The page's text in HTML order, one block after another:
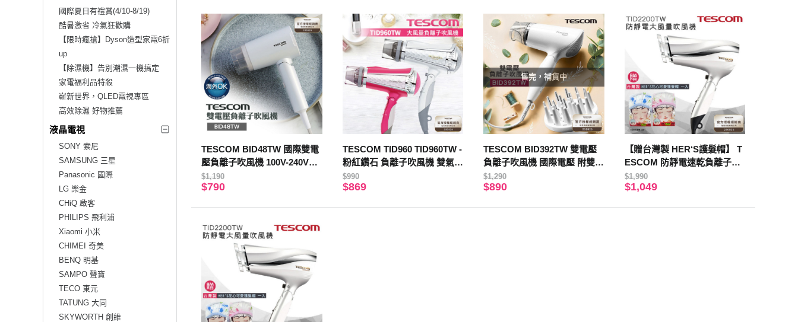
國際夏日有禮賞(4/10-8/19)
酷暑激省 冷氣狂歡購
【限時瘋搶】Dyson造型家電6折
up
【除濕機】告別潮濕一機搞定
家電福利品特殺
嶄新世界，QLED電視專區
高效除濕 好物推薦
液晶電視
SONY 索尼
SAMSUNG 三星
Panasonic 國際
LG 樂金
CHiQ 啟客
PHILIPS 飛利浦
Xiaomi 小米
CHIMEI 奇美
BENQ 明基
SAMPO 聲寶
TECO 東元
TATUNG 大同
SKYWORTH 創維
TESCOM BID48TW 國際雙電
壓負離子吹風機 100V-240V公
司貨 保固12個月 贈康定植萃
洗髮乳10ml
$1,190
$790
TESCOM TID960 TID960TW -
粉紅鑽石 負離子吹風機 雙氣流
風罩 公司貨 保固12個月
$990
$869
售完，補貨中
TESCOM BID392TW 雙電壓
負離子吹風機 國際電壓 附雙風
罩配件組 公司貨 保固12個月
$1,290
$890
【贈台灣製 HER‘S護髮帽】 T
ESCOM 防靜電速乾負離子吹
風機TID2200 / TID2200TW -白
色 公司貨 保固一年
$1,990
$1,049